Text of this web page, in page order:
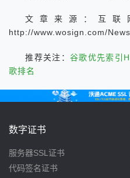
文章来源：互联
http://www.wosign.com/
推荐关注：谷歌优先索引
歌排名
数字证书
服务器SSL证书
代码签名证书